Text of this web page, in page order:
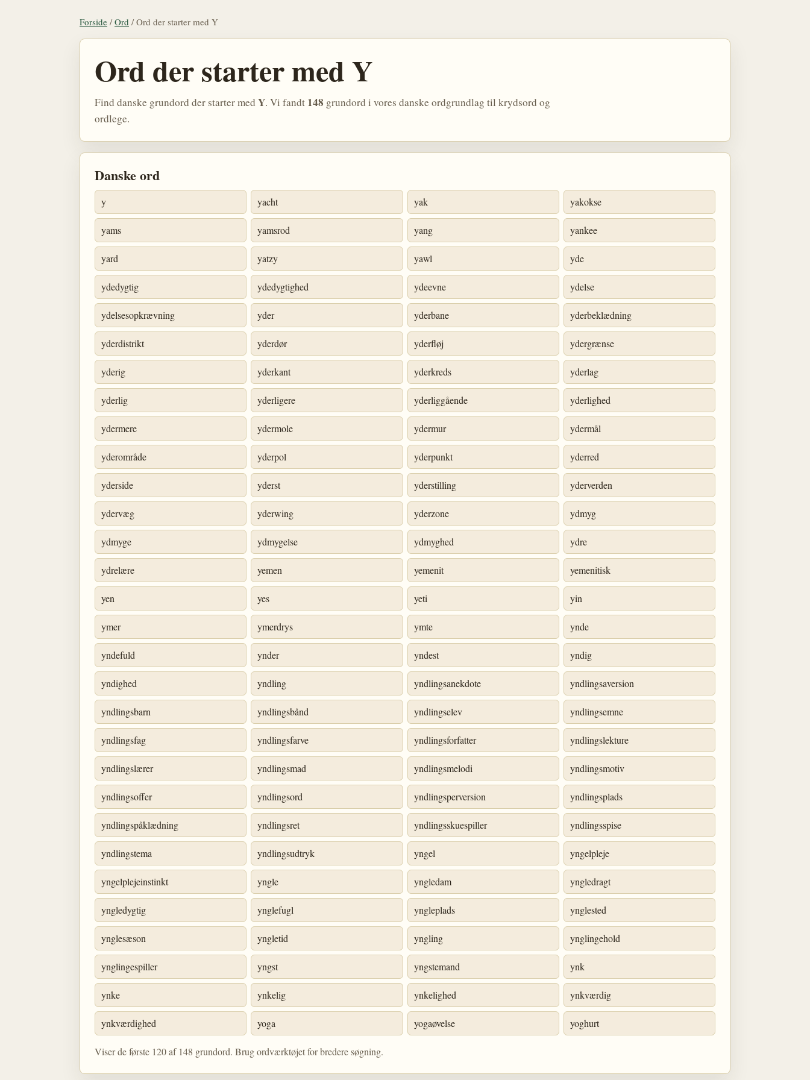
Forside / Ord / Ord der starter med Y
Ord der starter med Y
Find danske grundord der starter med Y. Vi fandt 148 grundord i vores danske ordgrundlag til krydsord og
ordlege.
Danske ord
y yacht yak yakokse
yams yamsrod yang yankee
yard yatzy yawl yde
ydedygtig ydedygtighed ydeevne ydelse
ydelsesopkrævning yder yderbane yderbeklædning
yderdistrikt yderdør yderfløj ydergrænse
yderig yderkant yderkreds yderlag
yderlig yderligere yderliggående yderlighed
ydermere ydermole ydermur ydermål
yderområde yderpol yderpunkt yderred
yderside yderst yderstilling yderverden
ydervæg yderwing yderzone ydmyg
ydmyge ydmygelse ydmyghed ydre
ydrelære yemen yemenit yemenitisk
yen yes yeti yin
ymer ymerdrys ymte ynde
yndefuld ynder yndest yndig
yndighed yndling yndlingsanekdote yndlingsaversion
yndlingsbarn yndlingsbånd yndlingselev yndlingsemne
yndlingsfag yndlingsfarve yndlingsforfatter yndlingslekture
yndlingslærer yndlingsmad yndlingsmelodi yndlingsmotiv
yndlingsoffer yndlingsord yndlingsperversion yndlingsplads
yndlingspåklædning yndlingsret yndlingsskuespiller yndlingsspise
yndlingstema yndlingsudtryk yngel yngelpleje
yngelplejeinstinkt yngle yngledam yngledragt
yngledygtig ynglefugl yngleplads ynglested
ynglesæson yngletid yngling ynglingehold
ynglingespiller yngst yngstemand ynk
ynke ynkelig ynkelighed ynkværdig
ynkværdighed yoga yogaøvelse yoghurt
Viser de første 120 af 148 grundord. Brug ordværktøjet for bredere søgning.